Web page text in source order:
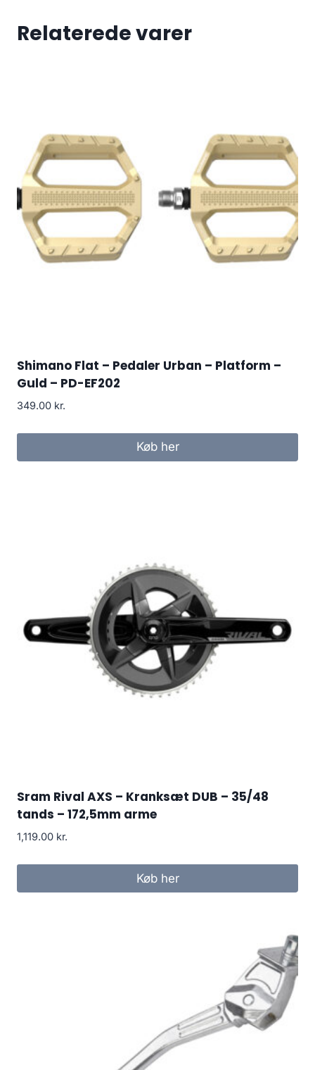
Relaterede varer
Shimano Flat – Pedaler Urban – Platform –
Guld – PD-EF202
349.00 kr.
Køb her
Sram Rival AXS – Kranksæt DUB – 35/48
tands – 172,5mm arme
1,119.00 kr.
Køb her